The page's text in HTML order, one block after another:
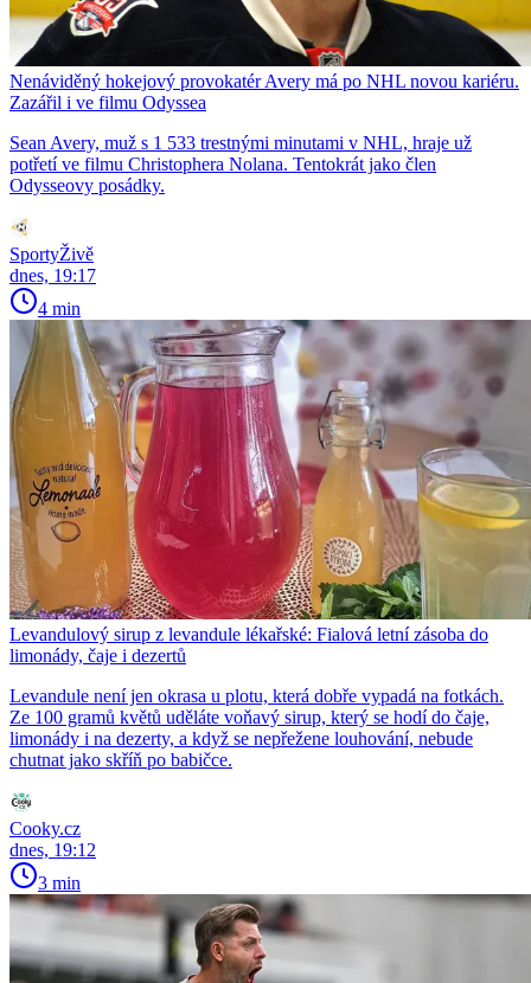
Nenáviděný hokejový provokatér Avery má po NHL novou kariéru.
Zazářil i ve filmu Odyssea
Sean Avery, muž s 1 533 trestnými minutami v NHL, hraje už
potřetí ve filmu Christophera Nolana. Tentokrát jako člen
Odysseovy posádky.
SportyŽivě
dnes, 19:17
4 min
Levandulový sirup z levandule lékařské: Fialová letní zásoba do
limonády, čaje i dezertů
Levandule není jen okrasa u plotu, která dobře vypadá na fotkách.
Ze 100 gramů květů uděláte voňavý sirup, který se hodí do čaje,
limonády i na dezerty, a když se nepřežene louhování, nebude
chutnat jako skříň po babičce.
Cooky.cz
dnes, 19:12
3 min